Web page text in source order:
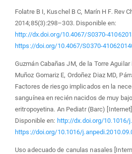
Folatre B I, Kuschel B C, Marín H F. Rev
2014;85(3):298–303. Disponible en:
http://dx.doi.org/10.4067/S0370-
https://doi.org/10.4067/S0370-
Guzmán Cabañas JM, de la Torre
Muñoz Gomariz E, Ordoñez Diaz MD,
Factores de riesgo implicados en la
sanguínea en recién nacidos de muy
eritropoyetina. An Pediatr (Barc)
Disponible en: http://dx.doi.org/10.1016/
https://doi.org/10.1016/
Uso adecuado de canulas nasales